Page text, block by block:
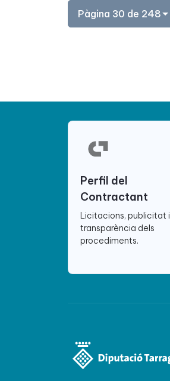
Pàgina 30 de 248
Perfil del
Contractant
Licitacions, publicitat i
transparència dels
procediments.